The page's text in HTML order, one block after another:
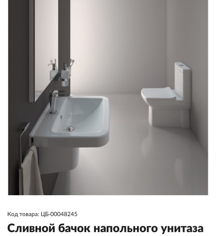
Код товара: ЦБ-00048245
Сливной бачок напольного унитаза